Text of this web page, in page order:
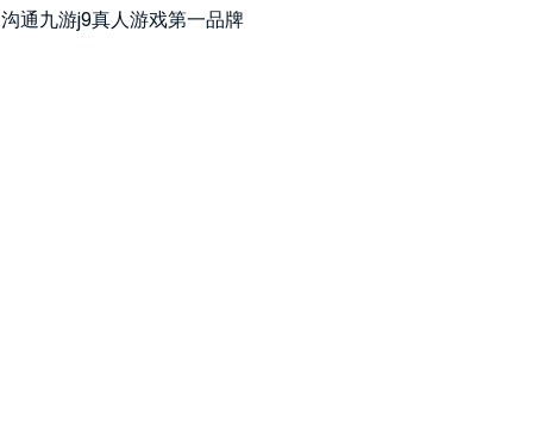
沟通九游j9真人游戏第一品牌